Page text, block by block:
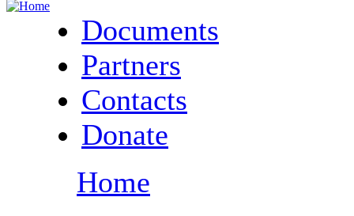
Documents
Partners
Contacts
Donate
Home